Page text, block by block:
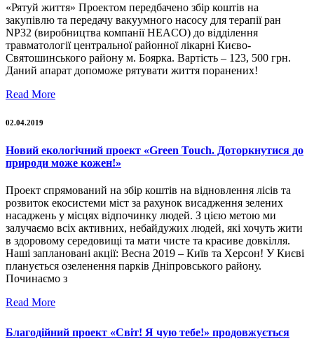
«Рятуй життя» Проектом передбачено збір коштів на
закупівлю та передачу вакуумного насосу для терапії ран
NP32 (виробництва компанії HEACO) до відділення
травматології центральної районної лікарні Києво-
Святошинського району м. Боярка. Вартість – 123, 500 грн.
Даний апарат допоможе рятувати життя поранених!
Read More
02.04.2019
Новий екологічний проект «Green Touch. Доторкнутися до
природи може кожен!»
Проект спрямований на збір коштів на відновлення лісів та
розвиток екосистеми міст за рахунок висадження зелених
насаджень у місцях відпочинку людей. З цією метою ми
залучаємо всіх активних, небайдужих людей, які хочуть жити
в здоровому середовищі та мати чисте та красиве довкілля.
Наші заплановані акції: Весна 2019 – Київ та Херсон! У Києві
планується озеленення парків Дніпровського району.
Починаємо з
Read More
Благодійний проект «Світ! Я чую тебе!» продовжується